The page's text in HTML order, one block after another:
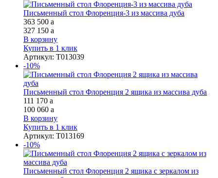
Письменный стол Флоренция-3 из массива дуба
363 500 a
327 150 a
В корзину
Купить в 1 клик
Артикул: Т013039
-10%
Письменный стол Флоренция 2 ящика из массива дуба
111 170 a
100 060 a
В корзину
Купить в 1 клик
Артикул: Т013169
-10%
Письменный стол Флоренция 2 ящика с зеркалом из